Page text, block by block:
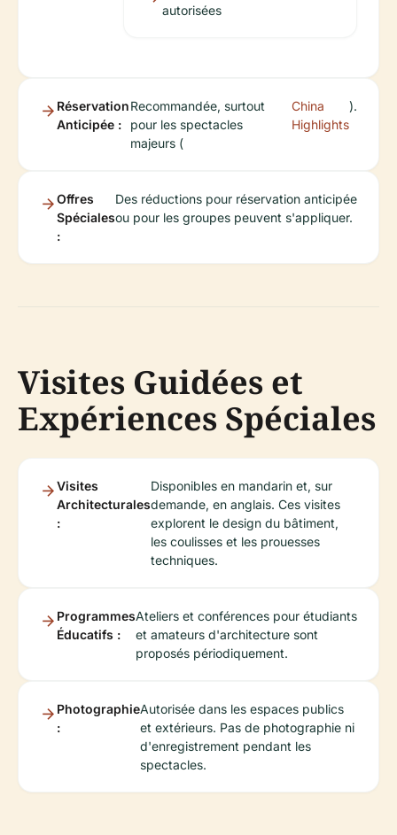
autorisées
Réservation
Anticipée :
Recommandée, surtout
pour les spectacles
majeurs (
China
Highlights
).
Offres
Spéciales
:
Des réductions pour réservation anticipée
ou pour les groupes peuvent s'appliquer.
Visites Guidées et
Expériences Spéciales
Visites
Architecturales
:
Disponibles en mandarin et, sur
demande, en anglais. Ces visites
explorent le design du bâtiment,
les coulisses et les prouesses
techniques.
Programmes
Éducatifs :
Ateliers et conférences pour étudiants
et amateurs d'architecture sont
proposés périodiquement.
Photographie
:
Autorisée dans les espaces publics
et extérieurs. Pas de photographie ni
d'enregistrement pendant les
spectacles.